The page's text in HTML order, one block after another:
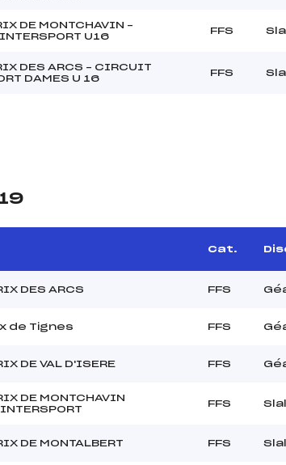
DE MONTCHAVIN –
U16
FFS
DES ARCS – CIRCUIT
DAMES U 16
FFS
Cat.
DES ARCS FFS
de Tignes FFS
DE VAL D'ISERE FFS
DE MONTCHAVIN
FFS
DE MONTALBERT FFS